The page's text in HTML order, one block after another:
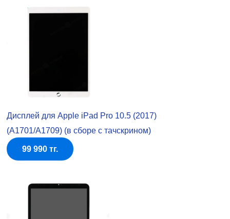
Дисплей для Apple iPad Pro 10.5 (2017)
(A1701/A1709) (в сборе с тачскрином)
99 990 тг.